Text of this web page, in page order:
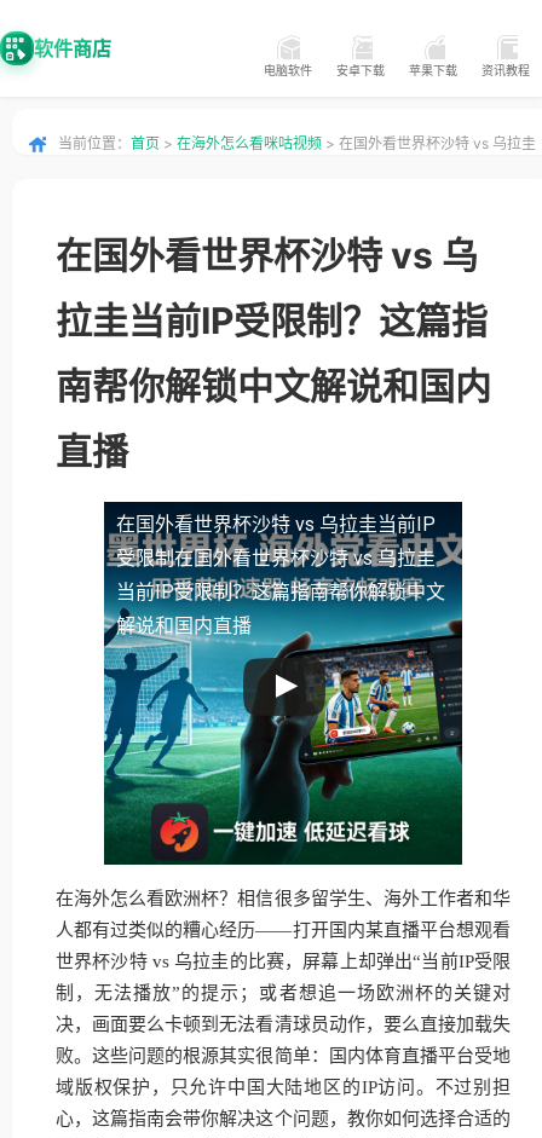
软件商店
电脑软件 安卓下载 苹果下载 资讯教程
当前位置： 首页 > 在海外怎么看咪咕视频 > 在国外看世界杯沙特 vs 乌拉圭
在国外看世界杯沙特 vs 乌
拉圭当前IP受限制？这篇指
南帮你解锁中文解说和国内
直播
在国外看世界杯沙特 vs 乌拉圭当前IP
受限制在国外看世界杯沙特 vs 乌拉圭
当前IP受限制？这篇指南帮你解锁中文
解说和国内直播
在海外怎么看欧洲杯？相信很多留学生、海外工作者和华
人都有过类似的糟心经历——打开国内某直播平台想观看
世界杯沙特 vs 乌拉圭的比赛，屏幕上却弹出“当前IP受限
制，无法播放”的提示；或者想追一场欧洲杯的关键对
决，画面要么卡顿到无法看清球员动作，要么直接加载失
败。这些问题的根源其实很简单：国内体育直播平台受地
域版权保护，只允许中国大陆地区的IP访问。不过别担
心，这篇指南会带你解决这个问题，教你如何选择合适的